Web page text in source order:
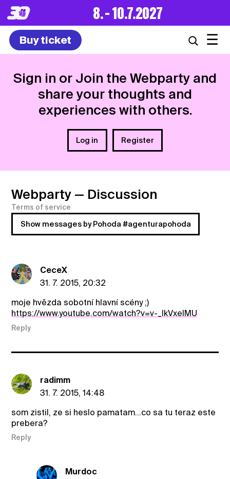
8. – 10.7.2027
Buy ticket ☰
Sign in or Join the Webparty and
share your thoughts and
experiences with others.
Log in Register
Webparty — Discussion
Terms of service
Show messages by Pohoda #agenturapohoda
CeceX
31. 7. 2015, 20:32
moje hvězda sobotní hlavní scény ;)
https://www.youtube.com/watch?v=v-_IkVxeIMU
Reply
radimm
31. 7. 2015, 14:48
som zistil, ze si heslo pamatam...co sa tu teraz este
prebera?
Reply
Murdoc